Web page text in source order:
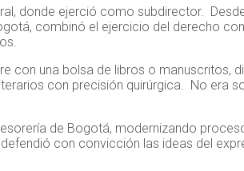
donde ejerció como subdirector.
combinó el ejercicio del derecho
con una bolsa de libros o
con precisión quirúrgica. No era
de Bogotá, modernizando
con convicción las ideas del